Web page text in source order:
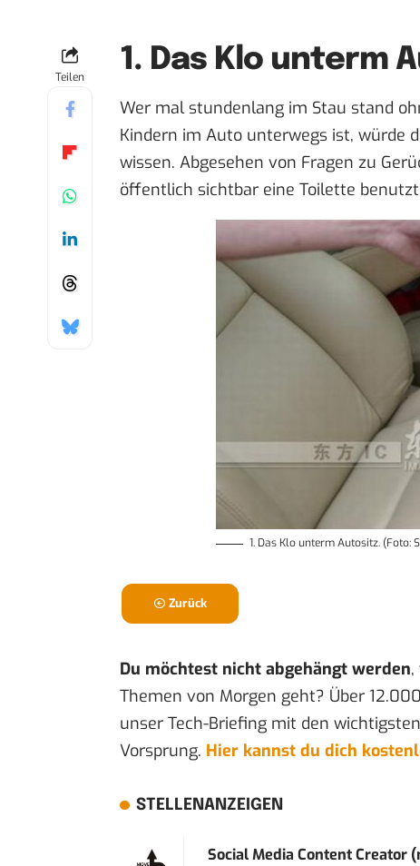
Teilen
1. Das Klo unterm
Wer mal stundenlang im Stau stand
Kindern im Auto unterwegs ist, würde
wissen. Abgesehen von Fragen zu
öffentlich sichtbar eine Toilette
1. Das Klo unterm Autositz. (Foto:
Zurück
Du möchtest nicht abgehängt werden,
Themen von Morgen geht? Über
unser Tech-Briefing mit den
Vorsprung. Hier kannst du dich
STELLENANZEIGEN
Social Media Content Creator